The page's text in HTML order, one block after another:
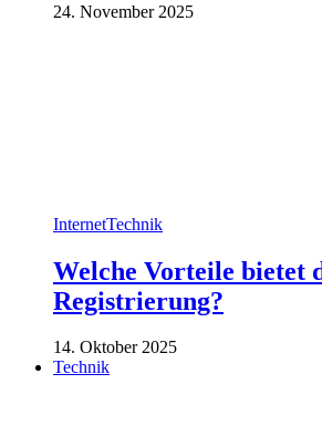
24. November 2025
InternetTechnik
Welche Vorteile bietet
Registrierung?
14. Oktober 2025
Technik